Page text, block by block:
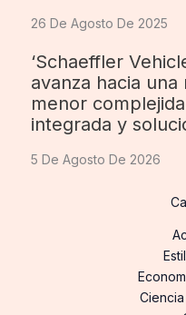
26 De Agosto De 2025
‘Schaeffler
avanza hacia
menor
integrada y
5 De Agosto De 2026